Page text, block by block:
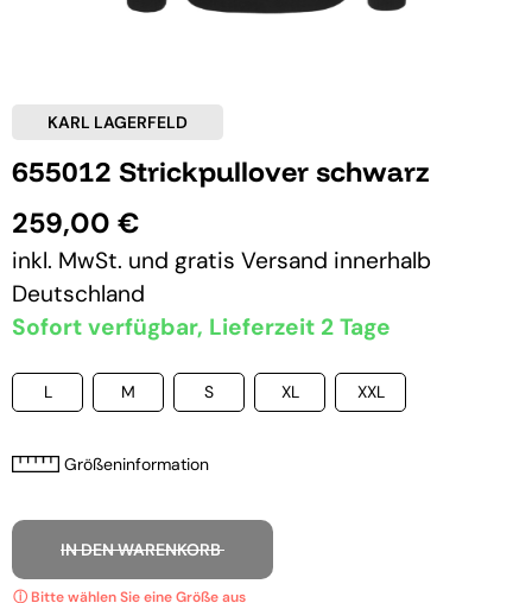
KARL LAGERFELD
655012 Strickpullover schwarz
259,00 €
inkl. MwSt. und gratis Versand innerhalb
Deutschland
Sofort verfügbar, Lieferzeit 2 Tage
L M S XL XXL
Größeninformation
IN DEN WARENKORB